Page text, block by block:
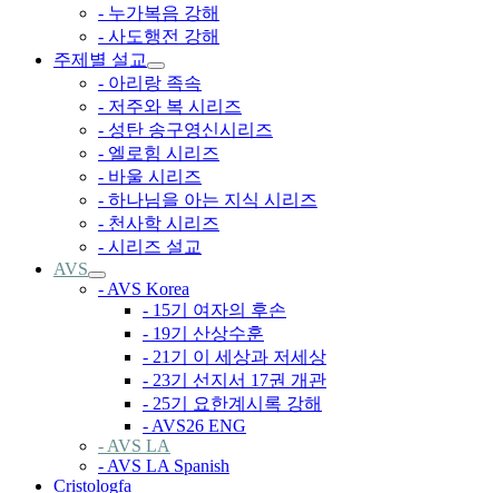
- 누가복음 강해
- 사도행전 강해
주제별 설교
- 아리랑 족속
- 저주와 복 시리즈
- 성탄 송구영신시리즈
- 엘로힘 시리즈
- 바울 시리즈
- 하나님을 아는 지식 시리즈
- 천사학 시리즈
- 시리즈 설교
AVS
- AVS Korea
- 15기 여자의 후손
- 19기 산상수훈
- 21기 이 세상과 저세상
- 23기 선지서 17권 개관
- 25기 요한계시록 강해
- AVS26 ENG
- AVS LA
- AVS LA Spanish
Cristologfa